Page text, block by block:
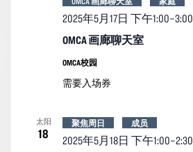
OMCA 画廊聊天室
2025年5月17日 下午1:00–3:00
OMCA校园
需要入场券
太阳
18 2025年5月18日 下午1:00–2:30
聚焦周日 成员